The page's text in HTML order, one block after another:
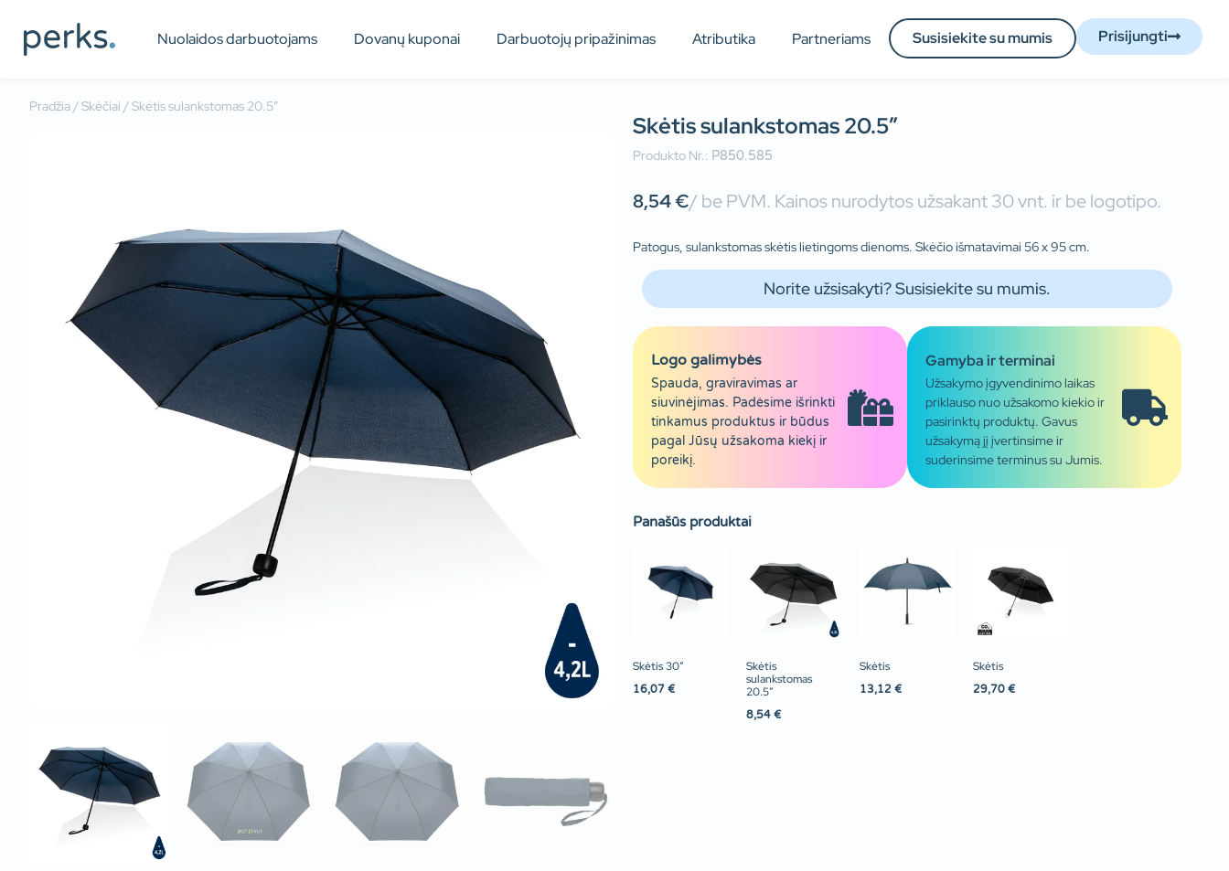
Nuolaidos darbuotojams Dovanų kuponai Darbuotojų pripažinimas Atributika Partneriams Susisiekite su mumis Prisijungti
Pradžia/Skėčiai / Skėtis sulankstomas 20.5″
Skėtis sulankstomas 20.5″
Produkto Nr.: P850.585
8,54€/ be PVM. Kainos nurodytos užsakant 30 vnt. ir be logotipo.
Patogus, sulankstomas skėtis lietingoms dienoms. Skėčio išmatavimai 56 x 95 cm.
Norite užsisakyti? Susisiekite su mumis.
Logo galimybės
Spauda, graviravimas ar
siuvinėjimas. Padėsime išrinkti
tinkamus produktus ir būdus
pagal Jūsų užsakoma kiekį ir
poreikį.
Gamyba ir terminai
Užsakymo įgyvendinimo laikas
priklauso nuo užsakomo kiekio ir
pasirinktų produktų. Gavus
užsakymą jį įvertinsime ir
suderinsime terminus su Jumis.
Panašūs produktai
Skėtis 30″
16,07 €
Skėtis
sulankstomas
20.5″
8,54 €
Skėtis
13,12 €
Skėtis
29,70 €